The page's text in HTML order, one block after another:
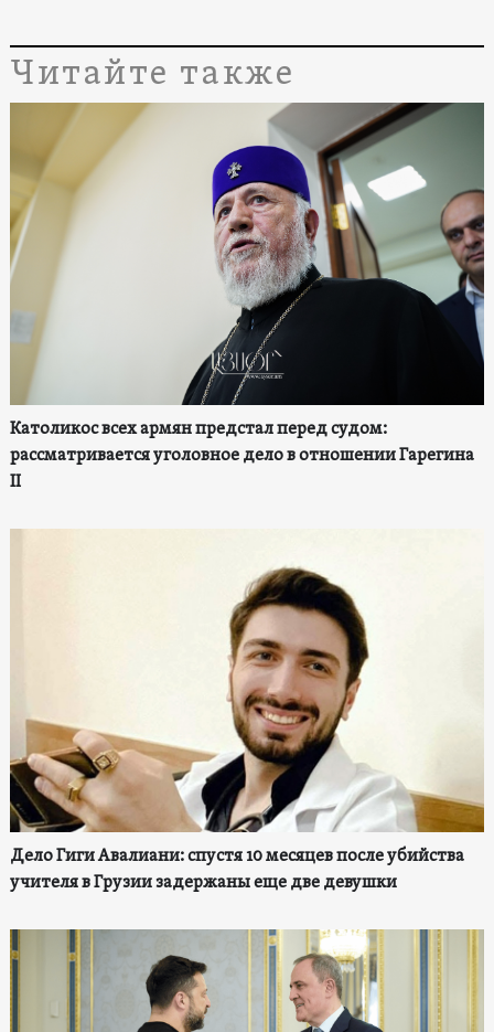
Читайте также
Католикос всех армян предстал перед судом:
рассматривается уголовное дело в отношении Гарегина
II
Дело Гиги Авалиани: спустя 10 месяцев после убийства
учителя в Грузии задержаны еще две девушки